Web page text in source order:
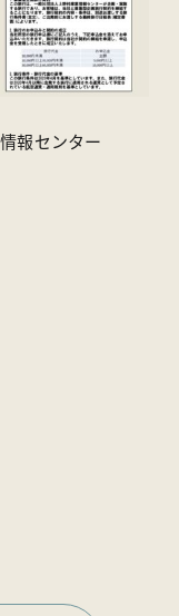
報センター